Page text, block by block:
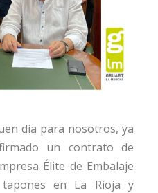
día para nosotros, ya
un contrato de
Élite de Embalaje
en La Rioja y